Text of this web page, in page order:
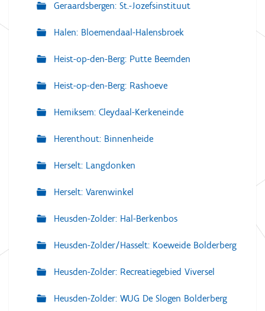
Geraardsbergen: St.-Jozefsinstituut
Halen: Bloemendaal-Halensbroek
Heist-op-den-Berg: Putte Beemden
Heist-op-den-Berg: Rashoeve
Hemiksem: Cleydaal-Kerkeneinde
Herenthout: Binnenheide
Herselt: Langdonken
Herselt: Varenwinkel
Heusden-Zolder: Hal-Berkenbos
Heusden-Zolder/Hasselt: Koeweide Bolderberg
Heusden-Zolder: Recreatiegebied Viversel
Heusden-Zolder: WUG De Slogen Bolderberg